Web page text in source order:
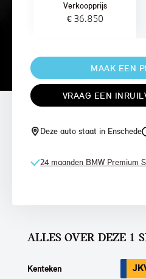
Verkoopprijs
€ 36.850
MAAK EEN
VRAAG EEN
Deze auto staat in Enschede
24 maanden BMW Premium
ALLES OVER DEZE 1
Kenteken